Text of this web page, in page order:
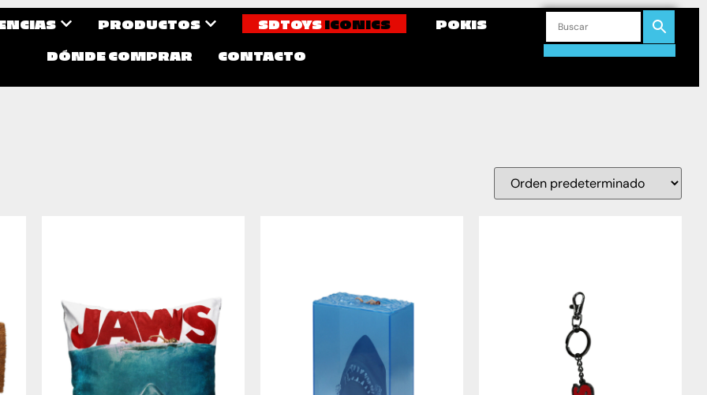
PRODUCTOS SDTOYS ICONICS
POKIS
DÓNDE COMPRAR
CONTACTO